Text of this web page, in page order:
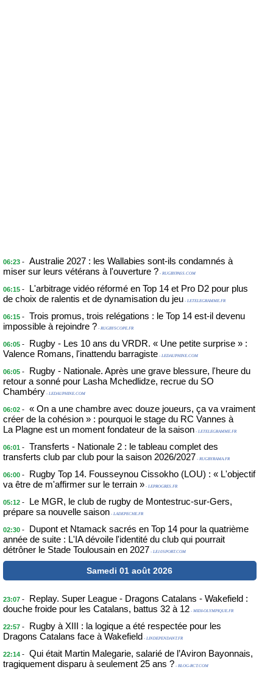
06:23 - Australie 2027 : les Wallabies sont-ils condamnés à
miser sur leurs vétérans à l'ouverture ? - RUGBYPASS.COM
06:15 -
L'arbitrage vidéo réformé en Top 14 et Pro D2 pour plus
de choix de ralentis et de dynamisation du jeu - LETELEGRAMME.FR
06:15 - Trois promus, trois relégations : le Top 14 est-il devenu
impossible à rejoindre ? - RUGBYSCOPE.FR
06:05 -
Rugby - Les 10 ans du VRDR. « Une petite surprise » :
Valence Romans, l'inattendu barragiste - LEDAUPHINE.COM
06:05 -
Rugby - Nationale. Après une grave blessure, l'heure du
retour a sonné pour Lasha Mchedlidze, recrue du SO
Chambéry - LEDAUPHINE.COM
06:02 - « On a une chambre avec douze joueurs, ça va vraiment
créer de la cohésion » : pourquoi le stage du RC Vannes à
La Plagne est un moment fondateur de la saison - LETELEGRAMME.FR
06:01 - Transferts - Nationale 2 : le tableau complet des
transferts club par club pour la saison 2026/2027 - RUGBYRAMA.FR
06:00 -
Rugby Top 14. Fousseynou Cissokho (LOU) : « L'objectif
va être de m'affirmer sur le terrain » - LEPROGRES.FR
05:12 -
Le MGR, le club de rugby de Montestruc-sur-Gers,
prépare sa nouvelle saison - LADEPECHE.FR
02:30 -
Dupont et Ntamack sacrés en Top 14 pour la quatrième
année de suite : L'IA dévoile l'identité du club qui pourrait
détrôner le Stade Toulousain en 2027 - LE10SPORT.COM
Samedi 01 août 2026
23:07 -
Replay. Super League - Dragons Catalans - Wakefield :
douche froide pour les Catalans, battus 32 à 12 - MIDI-OLYMPIQUE.FR
22:57 -
Rugby à XIII : la logique a été respectée pour les
Dragons Catalans face à Wakefield - LINDEPENDANT.FR
22:14 - Qui était Martin Malegarie, salarié de l’Aviron Bayonnais,
tragiquement disparu à seulement 25 ans ? - BLOG-RCT.COM